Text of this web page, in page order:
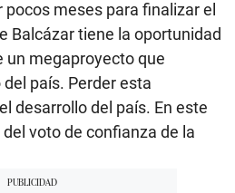
meses para finalizar el
Balcázar tiene la oportunidad
un megaproyecto que
país. Perder esta
desarrollo del país. En este
voto de confianza de la